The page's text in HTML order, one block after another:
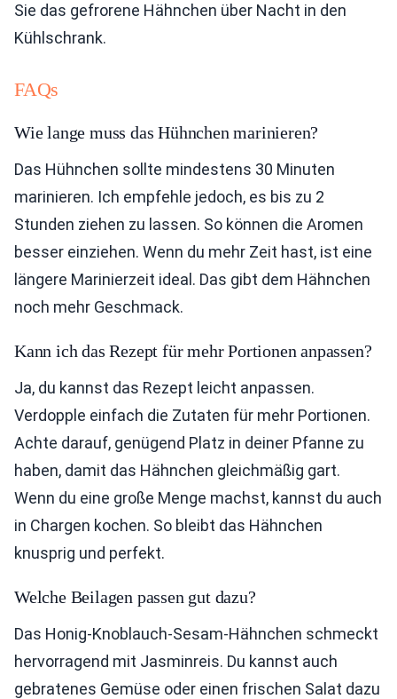
Sie das gefrorene Hähnchen über Nacht in den
Kühlschrank.
FAQs
Wie lange muss das Hühnchen marinieren?
Das Hühnchen sollte mindestens 30 Minuten
marinieren. Ich empfehle jedoch, es bis zu 2
Stunden ziehen zu lassen. So können die Aromen
besser einziehen. Wenn du mehr Zeit hast, ist eine
längere Marinierzeit ideal. Das gibt dem Hähnchen
noch mehr Geschmack.
Kann ich das Rezept für mehr Portionen anpassen?
Ja, du kannst das Rezept leicht anpassen.
Verdopple einfach die Zutaten für mehr Portionen.
Achte darauf, genügend Platz in deiner Pfanne zu
haben, damit das Hähnchen gleichmäßig gart.
Wenn du eine große Menge machst, kannst du auch
in Chargen kochen. So bleibt das Hähnchen
knusprig und perfekt.
Welche Beilagen passen gut dazu?
Das Honig-Knoblauch-Sesam-Hähnchen schmeckt
hervorragend mit Jasminreis. Du kannst auch
gebratenes Gemüse oder einen frischen Salat dazu